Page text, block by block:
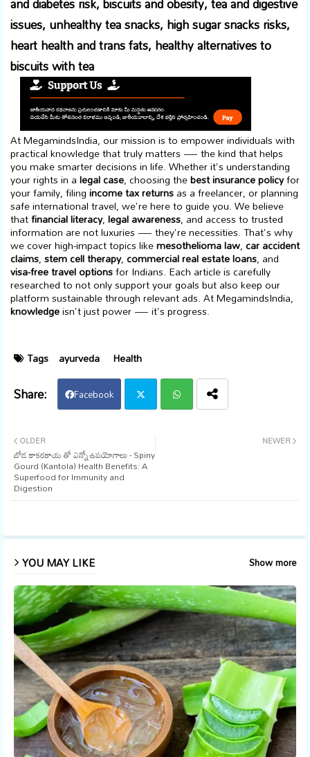
issues, unhealthy tea snacks, high sugar snacks risks,
heart health and trans fats, healthy alternatives to
biscuits with tea
At MegamindsIndia, our mission is to empower individuals with
practical knowledge that truly matters — the kind that helps
you make smarter decisions in life. Whether it's understanding
your rights in alegal case, choosing thebest insurance policyfor
your family, filingincome tax returnsas a freelancer, or planning
safe international travel, we're here to guide you. We believe
thatfinancial literacy,legal awareness, and access to trusted
information are not luxuries — they're necessities. That's why
we cover high-impact topics likemesothelioma law,car accident
claims,stem cell therapy,commercial real estate loans, and
visa-free travel optionsfor Indians. Each article is carefully
researched to not only support your goals but also keep our
platform sustainable through relevant ads. At MegamindsIndia,
knowledgeisn't just power — it's progress.
Tags ayurveda Health
Facebook
tter
NEWER
OLDER
బోడ కాకరకాయ తో ఎన్నో ఉపయోగాలు - Spiny
Gourd (Kantola) Health Benefits: A
Superfood for Immunity and
Digestion
YOU MAY LIKE Show more